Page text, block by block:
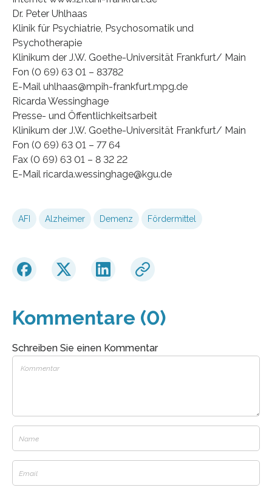
Dr. Peter Uhlhaas
Klinik für Psychiatrie, Psychosomatik und
Psychotherapie
Klinikum der J.W. Goethe-Universität Frankfurt/ Main
Fon (0 69) 63 01 – 83782
E-Mail uhlhaas@mpih-frankfurt.mpg.de
Ricarda Wessinghage
Presse- und Öffentlichkeitsarbeit
Klinikum der J.W. Goethe-Universität Frankfurt/ Main
Fon (0 69) 63 01 – 77 64
Fax (0 69) 63 01 – 8 32 22
E-Mail ricarda.wessinghage@kgu.de
AFI Alzheimer Demenz Fördermittel
Kommentare (0)
Schreiben Sie einen Kommentar